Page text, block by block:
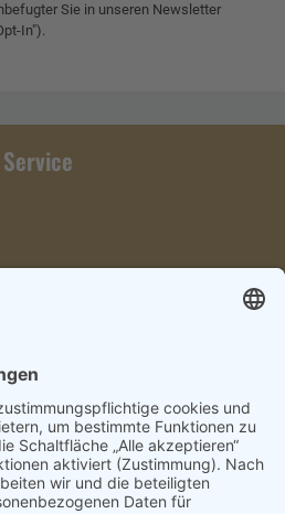
Sie in unseren Newsletter
In").
Service
widerrufen